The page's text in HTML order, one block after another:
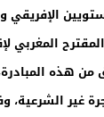
الإفريقي
المغربي
من هذه
غير الشرعية،